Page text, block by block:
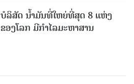
ບໍລິສັດ ນ້ຳມັນທີ່ໃຫຍ່ທີ່ສຸດ 8 ແຫ່ງ
ຂອງໂລກ ມີກຳໄລມະຫາສານ